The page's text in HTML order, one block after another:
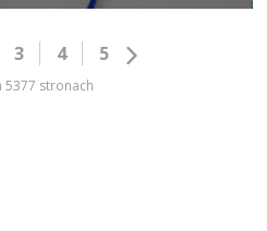
3 4 5
5377 stronach